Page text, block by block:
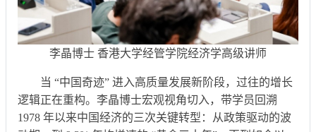
李晶博士 香港大学经管学院经济学高级讲师
当 “中国奇迹” 进入高质量发展新阶段，过往的增长
逻辑正在重构。李晶博士宏观视角切入，带学员回溯
1978 年以来中国经济的三次关键转型：从政策驱动的波